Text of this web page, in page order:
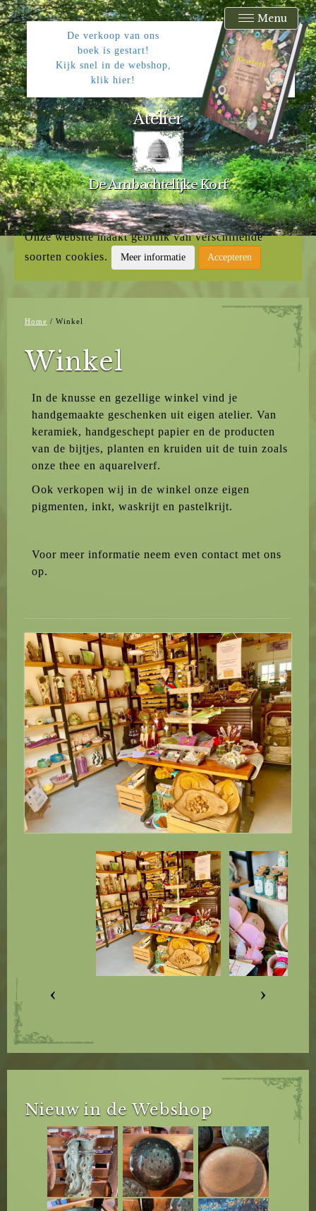
De verkoop van ons
boek is gestart!
Kijk snel in de webshop,
klik hier!
Atelier
De Ambachtelijke Korf
Menu
Onze website maakt gebruik van verschillende
soorten cookies.
Meer informatie Accepteren
Home / Winkel
Winkel
In de knusse en gezellige winkel vind je
handgemaakte geschenken uit eigen atelier. Van
keramiek, handgeschept papier en de producten
van de bijtjes, planten en kruiden uit de tuin zoals
onze thee en aquarelverf.
Ook verkopen wij in de winkel onze eigen
pigmenten, inkt, waskrijt en pastelkrijt.
Voor meer informatie neem even contact met ons
op.
‹ ›
Nieuw in de Webshop